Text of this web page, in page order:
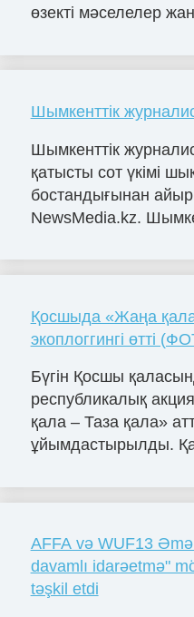
өзекті мәселелер
Шымкенттік
Шымкенттік
қатысты сот үкімі
бостандығынан
NewsMedia.kz.
Қосшыда «Жаңа
экоплоггингі өтті
Бүгін Қосшы
республикалық
қала – Таза қала»
ұйымдастырылды.
AFFA və WUF13
davamlı idarəetmə"
təşkil etdi